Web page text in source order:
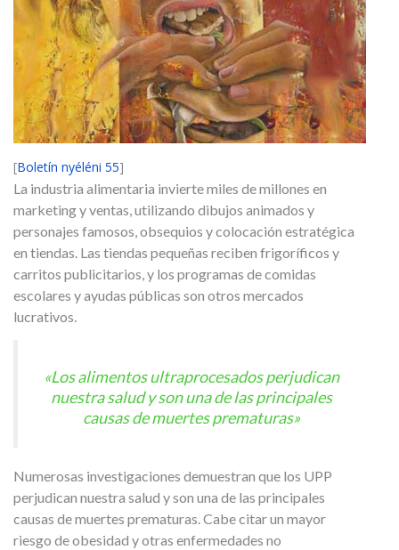
[Boletín nyéléni 55]
La industria alimentaria invierte miles de millones en
marketing y ventas, utilizando dibujos animados y
personajes famosos, obsequios y colocación estratégica
en tiendas. Las tiendas pequeñas reciben frigoríficos y
carritos publicitarios, y los programas de comidas
escolares y ayudas públicas son otros mercados
lucrativos.
«Los alimentos ultraprocesados perjudican
nuestra salud y son una de las principales
causas de muertes prematuras»
Numerosas investigaciones demuestran que los UPP
perjudican nuestra salud y son una de las principales
causas de muertes prematuras. Cabe citar un mayor
riesgo de obesidad y otras enfermedades no